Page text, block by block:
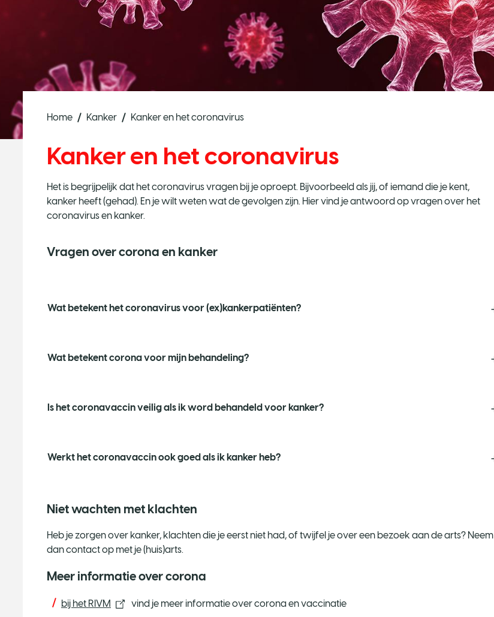
Home Kanker Kanker en het coronavirus
Kanker en het coronavirus
Het is begrijpelijk dat het coronavirus vragen bij je oproept. Bijvoorbeeld als jij, of iemand die je kent,
kanker heeft (gehad). En je wilt weten wat de gevolgen zijn. Hier vind je antwoord op vragen over het
coronavirus en kanker.
Vragen over corona en kanker
Wat betekent het coronavirus voor (ex)kankerpatiënten?
Wat betekent corona voor mijn behandeling?
Is het coronavaccin veilig als ik word behandeld voor kanker?
Werkt het coronavaccin ook goed als ik kanker heb?
Niet wachten met klachten
Heb je zorgen over kanker, klachten die je eerst niet had, of twijfel je over een bezoek aan de arts? Neem
dan contact op met je (huis)arts.
Meer informatie over corona
bij het RIVM vind je meer informatie over corona en vaccinatie